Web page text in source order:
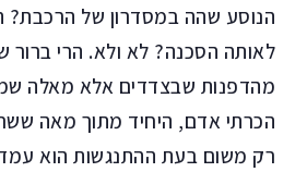
הנוסע שהה במסדרון של הרכבת?
לאותה הסכנה? לא ולא. הרי
מהדפנות שבצדדים אלא מאלה
הכרתי אדם, היחיד מתוך מאה
רק משום בעת ההתנגשות הוא